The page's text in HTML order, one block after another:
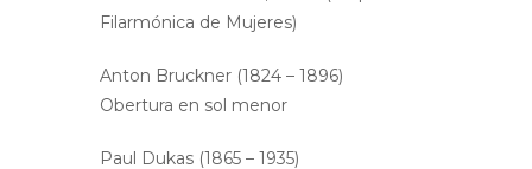
Filarmónica de Mujeres)
Anton Bruckner (1824 – 1896)
Obertura en sol menor
Paul Dukas (1865 – 1935)